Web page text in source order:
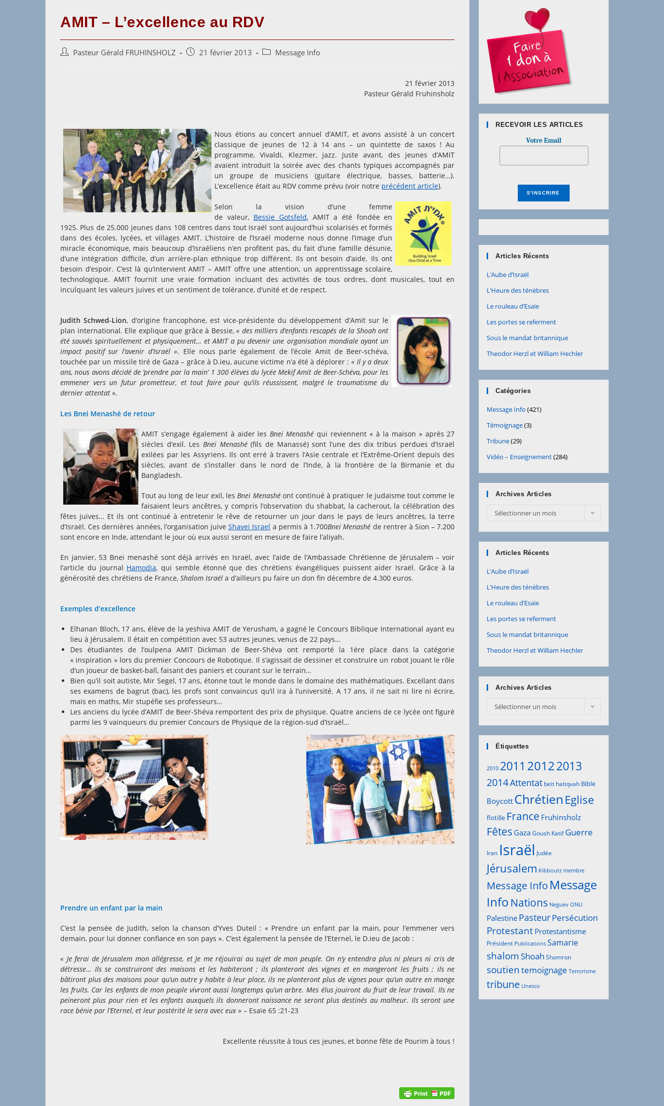
AMIT – L’excellence au RDV
Auteur/autrice
Pasteur Gérald FRUHINSHOLZ
Post 21 février 2013
Post Message Info
21 février 2013
Pasteur Gérald Fruhinsholz
Nous étions au concert annuel d’AMIT, et avons assisté à un concert
classique de jeunes de 12 à 14 ans – un quintette de saxos ! Au
programme, Vivaldi, Klezmer, jazz. Juste avant, des jeunes d’AMIT
avaient introduit la soirée avec des chants typiques accompagnés par
un groupe de musiciens (guitare électrique, basses, batterie…).
L’excellence était au RDV comme prévu (voir notre précédent article).
Selon la vision d’une femme
de valeur, Bessie Gotsfeld, AMIT a été fondée en
1925. Plus de 25.000 jeunes dans 108 centres dans tout Israël sont aujourd’hui scolarisés et formés
dans des écoles, lycées, et villages AMIT. L’histoire de l’Israël moderne nous donne l’image d’un
miracle économique, mais beaucoup d’Israéliens n’en profitent pas, du fait d’une famille désunie,
d’une intégration difficile, d’un arrière-plan ethnique trop différent. Ils ont besoin d’aide. Ils ont
besoin d’espoir. C’est là qu’intervient AMIT – AMIT offre une attention, un apprentissage scolaire,
technologique. AMIT fournit une vraie formation incluant des activités de tous ordres, dont musicales, tout en
inculquant les valeurs juives et un sentiment de tolérance, d’unité et de respect.
Judith Schwed-Lion, d’origine francophone, est vice-présidente du développement d’Amit sur le
plan international. Elle explique que grâce à Bessie,« des milliers d’enfants rescapés de la Shoah ont
été sauvés spirituellement et physiquement… et AMIT a pu devenir une organisation mondiale ayant un
impact positif sur l’avenir d’Israël ». Elle nous parle également de l’école Amit de Beer-schéva,
touchée par un missile tiré de Gaza – grâce à D.ieu, aucune victime n’a été à déplorer : « Il y a deux
ans, nous avons décidé de ‘prendre par la main’1 300 élèves du lycée Mekif Amit de Beer-Schéva, pour les
emmener vers un futur prometteur, et tout faire pour qu’ils réussissent, malgré le traumatisme du
dernier attentat ».
Les Bnei Menashé de retour
AMIT s’engage également à aider lesBnei Menashéqui reviennent « à la maison » après 27
siècles d’exil. LesBnei Menashé(fils de Manassé) sont l’une des dix tribus perdues d’Israël
exilées par les Assyriens. Ils ont erré à travers l’Asie centrale et l’Extrême-Orient depuis des
siècles, avant de s’installer dans le nord de l’Inde, à la frontière de la Birmanie et du
Bangladesh.
Tout au long de leur exil, lesBnei Menashéont continué à pratiquer le judaïsme tout comme le
faisaient leurs ancêtres, y compris l’observation du shabbat, la cacherout, la célébration des
fêtes juives… Et ils ont continué à entretenir le rêve de retourner un jour dans le pays de leurs ancêtres, la terre
d’Israël. Ces dernières années, l’organisation juiveShavei Israel a permis à 1.700Bnei Menashé de rentrer à Sion – 7.200
sont encore en Inde, attendant le jour où eux aussi seront en mesure de faire l’aliyah.
En janvier, 53 Bnei menashé sont déjà arrivés en Israël, avec l’aide de l’Ambassade Chrétienne de Jérusalem – voir
l’article du journal Hamodia, qui semble étonné que des chrétiens évangéliques puissent aider Israël. Grâce à la
générosité des chrétiens de France, Shalom Israël a d’ailleurs pu faire un don fin décembre de 4.300 euros.
Exemples d’excellence
Elhanan Bloch, 17 ans, élève de la yeshiva AMIT de Yerusham, a gagné le Concours Biblique International ayant eu
lieu à Jérusalem. Il était en compétition avec 53 autres jeunes, venus de 22 pays…
Des étudiantes de l’oulpena AMIT Dickman de Beer-Shéva ont remporté la 1ère place dans la catégorie
« inspiration » lors du premier Concours de Robotique. Il s’agissait de dessiner et construire un robot jouant le rôle
d’un joueur de basket-ball, faisant des paniers et courant sur le terrain…
Bien qu’il soit autiste, Mir Segel, 17 ans, étonne tout le monde dans le domaine des mathématiques. Excellant dans
ses examens de bagrut (bac), les profs sont convaincus qu’il ira à l’université. A 17 ans, il ne sait ni lire ni écrire,
mais en maths, Mir stupéfie ses professeurs…
Les anciens du lycée d’AMIT de Beer-Shéva remportent des prix de physique. Quatre anciens de ce lycée ont figuré
parmi les 9 vainqueurs du premier Concours de Physique de la région-sud d’Israël…
Prendre un enfant par la main
C’est la pensée de Judith, selon la chanson d’Yves Duteil : « Prendre un enfant par la main, pour l’emmener vers
demain, pour lui donner confiance en son pays ». C’est également la pensée de l’Eternel, le D.ieu de Jacob :
« Je ferai de Jérusalem mon allégresse, et Je me réjouirai au sujet de mon peuple. On n’y entendra plus ni pleurs ni cris de
détresse… Ils se construiront des maisons et les habiteront ; ils planteront des vignes et en mangeront les fruits ; ils ne
bâtiront plus des maisons pour qu’un autre y habite à leur place, ils ne planteront plus de vignes pour qu’un autre en mange
les fruits. Car les enfants de mon peuple vivront aussi longtemps qu’un arbre. Mes élus jouiront du fruit de leur travail. Ils ne
peineront plus pour rien et les enfants auxquels ils donneront naissance ne seront plus destinés au malheur. Ils seront une
race bénie par l’Eternel, et leur postérité le sera avec eux » – Esaïe 65 :21-23
Excellente réussite à tous ces jeunes, et bonne fête de Pourim à tous !
RECEVOIR LES ARTICLES
Votre Email
Articles Récents
L’Aube d’Israël
L’Heure des ténèbres
Le rouleau d’Esaïe
Les portes se referment
Sous le mandat britannique
Theodor Herzl et William Hechler
Catégories
Message Info (421)
Témoignage(3)
Tribune(29)
Vidéo – Enseignement(284)
Archives Articles
Archives
Sélectionner un mois
Articles Récents
L’Aube d’Israël
L’Heure des ténèbres
Le rouleau d’Esaïe
Les portes se referment
Sous le mandat britannique
Theodor Herzl et William Hechler
Archives Articles
Archives
Sélectionner un mois
Étiquettes
2010 2011 20122013
2014Attentat beit hatiqvah Bible
Boycott Chrétien Eglise
flotille France Fruhinsholz
Fêtes GazaGoush Katif Guerre
Iran Israël Judée
Jérusalem Kibboutz membre
Message Info Message
Info Nations Neguev ONU
Palestine PasteurPersécution
Protestant Protestantisme
Président Publications Samarie
shalomShoah Shomron
soutientemoignage Terrorisme
tribune Unesco